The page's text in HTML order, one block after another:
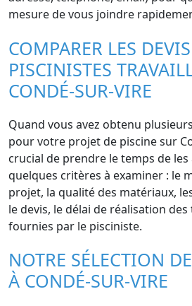
mesure de vous joindre
COMPARER LES
PISCINISTES
CONDÉ-SUR-VIRE
Quand vous avez obtenu
pour votre projet de piscine sur
crucial de prendre le temps de les
quelques critères à examiner : le
projet, la qualité des matériaux,
le devis, le délai de réalisation
fournies par le pisciniste.
NOTRE SÉLECTION
À CONDÉ-SUR-VIRE